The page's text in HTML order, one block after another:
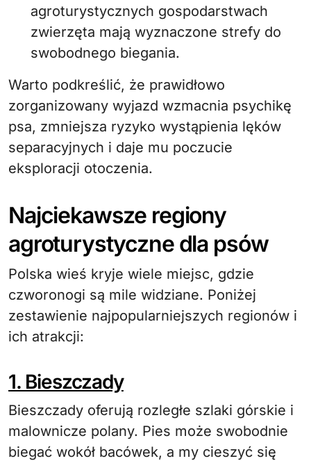
agroturystycznych gospodarstwach
zwierzęta mają wyznaczone strefy do
swobodnego biegania.
Warto podkreślić, że prawidłowo
zorganizowany wyjazd wzmacnia psychikę
psa, zmniejsza ryzyko wystąpienia lęków
separacyjnych i daje mu poczucie
eksploracji otoczenia.
Najciekawsze regiony
agroturystyczne dla psów
Polska wieś kryje wiele miejsc, gdzie
czworonogi są mile widziane. Poniżej
zestawienie najpopularniejszych regionów i
ich atrakcji:
1. Bieszczady
Bieszczady oferują rozległe szlaki górskie i
malownicze polany. Pies może swobodnie
biegać wokół bacówek, a my cieszyć się